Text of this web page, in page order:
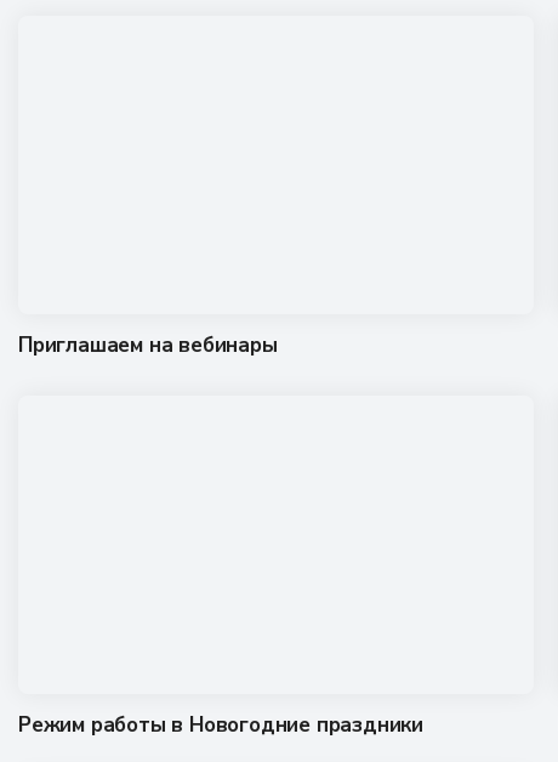
Приглашаем на вебинары
Режим работы в Новогодние праздники